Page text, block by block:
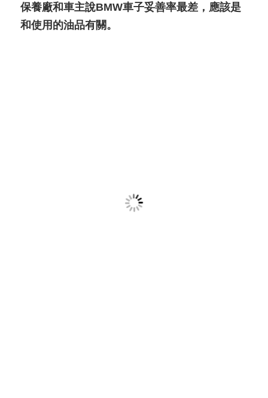
保養廠和車主說BMW車子妥善率最差，應該是
和使用的油品有關。